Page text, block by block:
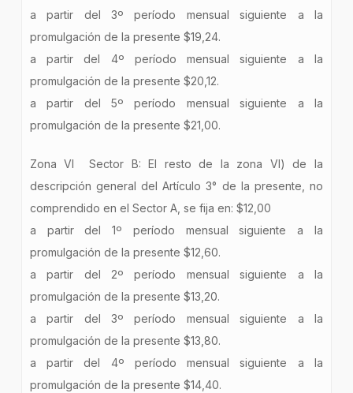
a partir del 3º período mensual siguiente a la
promulgación de la presente $19,24.
a partir del 4º período mensual siguiente a la
promulgación de la presente $20,12.
a partir del 5º período mensual siguiente a la
promulgación de la presente $21,00.
Zona VI Sector B: El resto de la zona VI) de la
descripción general del Artículo 3° de la presente, no
comprendido en el Sector A, se fija en: $12,00
a partir del 1º período mensual siguiente a la
promulgación de la presente $12,60.
a partir del 2º período mensual siguiente a la
promulgación de la presente $13,20.
a partir del 3º período mensual siguiente a la
promulgación de la presente $13,80.
a partir del 4º período mensual siguiente a la
promulgación de la presente $14,40.